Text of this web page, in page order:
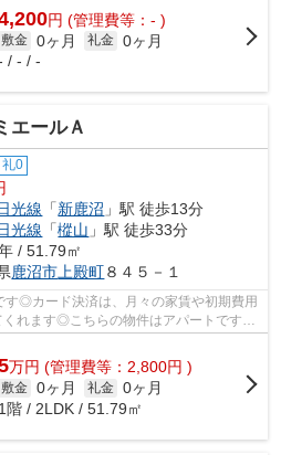
円 (管理費等：- )
敷金 0ヶ月 礼金 0ヶ月
/ - / -
エールＡ
礼0
光線 「新鹿沼 」駅 徒歩13分
光線 「樅山 」駅 徒歩33分
/ 51.79㎡
鹿沼市上殿町８４５－１
◎カード決済は、月々の家賃や初期費用
くれます◎こちらの物件はアパートです◎
る物件...
万円 (管理費等：2,800円 )
敷金 0ヶ月 礼金 0ヶ月
1階 / 2LDK / 51.79㎡